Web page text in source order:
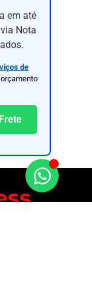
em até
Nota
de